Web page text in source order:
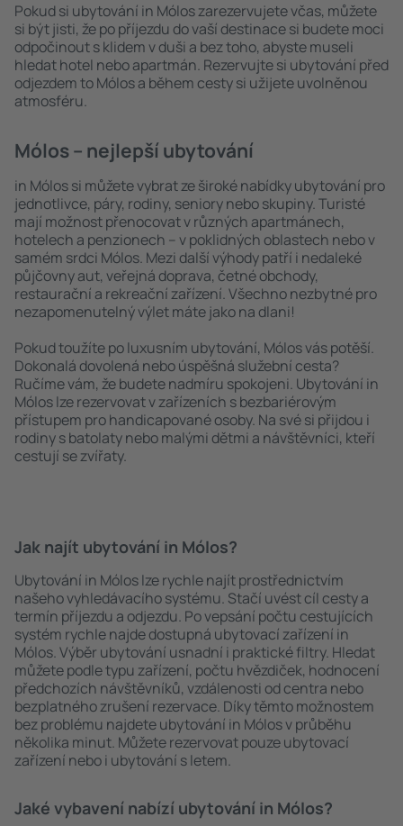
Pokud si ubytování in Mólos zarezervujete včas, můžete
si být jisti, že po příjezdu do vaší destinace si budete moci
odpočinout s klidem v duši a bez toho, abyste museli
hledat hotel nebo apartmán. Rezervujte si ubytování před
odjezdem to Mólos a během cesty si užijete uvolněnou
atmosféru.
Mólos – nejlepší ubytování
in Mólos si můžete vybrat ze široké nabídky ubytování pro
jednotlivce, páry, rodiny, seniory nebo skupiny. Turisté
mají možnost přenocovat v různých apartmánech,
hotelech a penzionech – v poklidných oblastech nebo v
samém srdci Mólos. Mezi další výhody patří i nedaleké
půjčovny aut, veřejná doprava, četné obchody,
restaurační a rekreační zařízení. Všechno nezbytné pro
nezapomenutelný výlet máte jako na dlani!
Pokud toužíte po luxusním ubytování, Mólos vás potěší.
Dokonalá dovolená nebo úspěšná služební cesta?
Ručíme vám, že budete nadmíru spokojeni. Ubytování in
Mólos lze rezervovat v zařízeních s bezbariérovým
přístupem pro handicapované osoby. Na své si přijdou i
rodiny s batolaty nebo malými dětmi a návštěvníci, kteří
cestují se zvířaty.
Jak najít ubytování in Mólos?
Ubytování in Mólos lze rychle najít prostřednictvím
našeho vyhledávacího systému. Stačí uvést cíl cesty a
termín příjezdu a odjezdu. Po vepsání počtu cestujících
systém rychle najde dostupná ubytovací zařízení in
Mólos. Výběr ubytování usnadní i praktické filtry. Hledat
můžete podle typu zařízení, počtu hvězdiček, hodnocení
předchozích návštěvníků, vzdálenosti od centra nebo
bezplatného zrušení rezervace. Díky těmto možnostem
bez problému najdete ubytování in Mólos v průběhu
několika minut. Můžete rezervovat pouze ubytovací
zařízení nebo i ubytování s letem.
Jaké vybavení nabízí ubytování in Mólos?